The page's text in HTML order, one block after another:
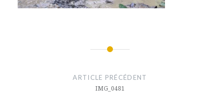
ARTICLE PRÉCÉDENT
IMG_0481